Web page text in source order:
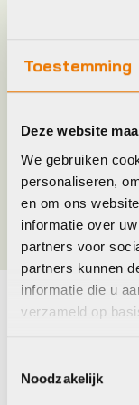
Toestemming
Deze website
We gebruiken
personaliseren,
en om ons
informatie over
partners voor
partners kunnen
informatie die u
verzameld op
Noodzakelijk
Jaar
Kleur